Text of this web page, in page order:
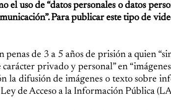
el uso de “datos personales o datos
Para publicar este tipo de
penas de 3 a 5 años de prisión a quien
privado y personal” en
la difusión de imágenes o texto sobre
de Acceso a la Información Pública